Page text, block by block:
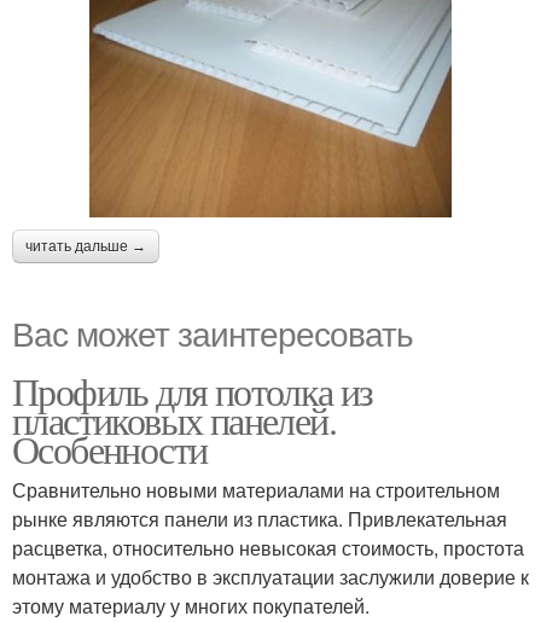
читать дальше →
Вас может заинтересовать
Профиль для потолка из
пластиковых панелей.
Особенности
Сравнительно новыми материалами на строительном
рынке являются панели из пластика. Привлекательная
расцветка, относительно невысокая стоимость, простота
монтажа и удобство в эксплуатации заслужили доверие к
этому материалу у многих покупателей.